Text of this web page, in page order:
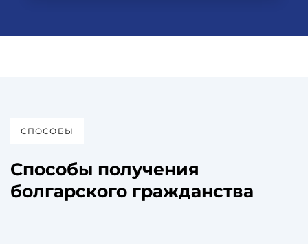
СПОСОБЫ
Способы получения
болгарского гражданства